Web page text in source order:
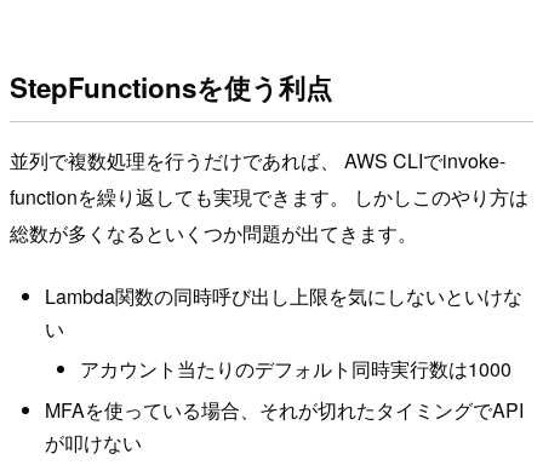
StepFunctionsを使う利点
並列で複数処理を行うだけであれば、 AWS CLIでinvoke-
functionを繰り返しても実現できます。 しかしこのやり方は
総数が多くなるといくつか問題が出てきます。
Lambda関数の同時呼び出し上限を気にしないといけな
い
アカウント当たりのデフォルト同時実行数は1000
MFAを使っている場合、それが切れたタイミングでAPI
が叩けない